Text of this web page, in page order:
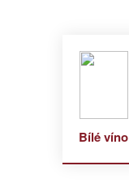
Bílé víno